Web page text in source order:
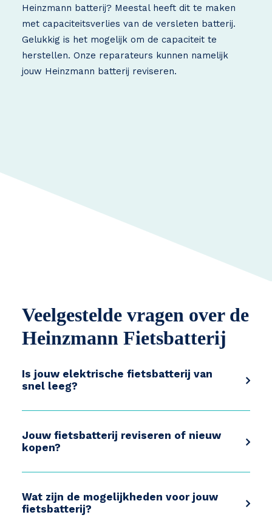
Heinzmann batterij? Meestal heeft dit te maken
met capaciteitsverlies van de versleten batterij.
Gelukkig is het mogelijk om de capaciteit te
herstellen. Onze reparateurs kunnen namelijk
jouw Heinzmann batterij reviseren.
Veelgestelde vragen over de
Heinzmann Fietsbatterij
Is jouw elektrische fietsbatterij van
snel leeg?
Jouw fietsbatterij reviseren of nieuw
kopen?
Wat zijn de mogelijkheden voor jouw
fietsbatterij?